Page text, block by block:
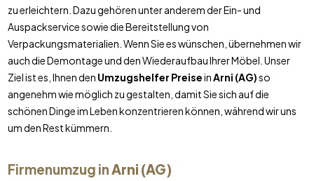
zu erleichtern. Dazu gehören unter anderem der Ein- und
Auspackservice sowie die Bereitstellung von
Verpackungsmaterialien. Wenn Sie es wünschen, übernehmen wir
auch die Demontage und den Wiederaufbau Ihrer Möbel. Unser
Ziel ist es, Ihnen den Umzugshelfer PreiseinArni (AG)so
angenehm wie möglich zu gestalten, damit Sie sich auf die
schönen Dinge im Leben konzentrieren können, während wir uns
um den Rest kümmern.
Firmenumzug inArni (AG)